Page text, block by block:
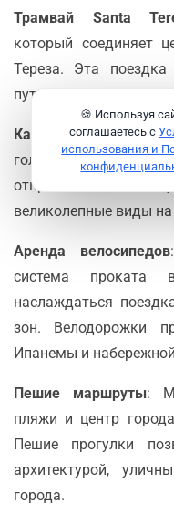
Трамвай Santa
который соединяет
Тереза. Эта
путешествия по узким
Канатные дороги:
голова
отправляется с
великолепные виды на
Аренда велосипедов
система проката
наслаждаться
зон. Велодорожки
Ипанемы и
Пешие маршруты:
пляжи и центр
Пешие прогулки
архитектурой,
города.
🍪 Используя
соглашаетесь с
использования и